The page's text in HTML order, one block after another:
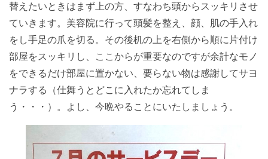
替えたいときはまず上の方、すなわち頭からスッキリさせ
ていきます。美容院に行って頭髪を整え、顔、肌の手入れ
をし手足の爪を切る。その後机の上を右側から順に片付け
部屋をスッキリし、ここからが重要なのですが余計なモノ
をできるだけ部屋に置かない、要らない物は感謝してサヨ
ナラする（仕舞うとどこに入れたか忘れてしま
う・・・）。よし、今晩やることにいたしましょう。